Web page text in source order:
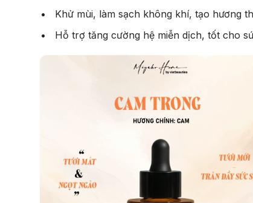
Khử mùi, làm sạch không khí, tạo hương
Hỗ trợ tăng cường hệ miễn dịch, tốt cho